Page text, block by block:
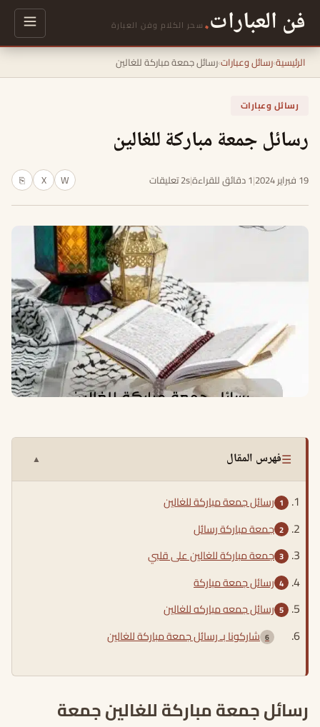
فن العبارات. سحر الكلام وفن العبارة
الرئيسية›رسائل وعبارات›رسائل جمعة مباركة للغالين
رسائل وعبارات
رسائل جمعة مباركة للغالين
19 فبراير 2024 |1 دقائق للقراءة |2s تعليقات W
X
⎘
☰فهرس المقال ▲
رسائل جمعة مباركة للغالين
جمعة مباركة رسائل
جمعة مباركة للغالين على قلبي
رسائل جمعة مباركة
رسائل جمعه مباركه للغالين
شاركونا بـ رسائل جمعة مباركة للغالين
رسائل جمعة مباركة للغالين جمعة